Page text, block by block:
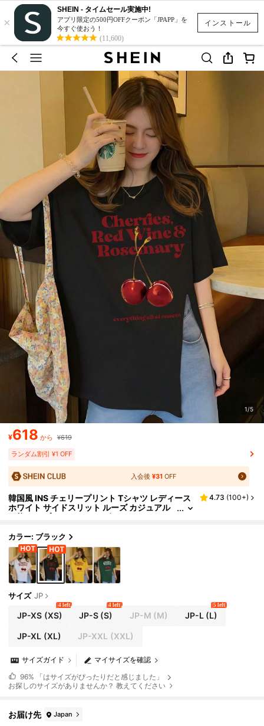
インストール
×
SHEIN - タイムセール実施中!
アプリ限定の500円OFFクーポン「JPAPP」を
今すぐ使おう！
(11,600)
1/5
¥618 から ¥619
ランダム割引 ¥1 OFF
入会後¥31 OFF
韓国風 INS チェリープリント Tシャツ レディース
ホワイト サイドスリット ルーズ カジュアル
万能 トップス アメリカンヴィンテージ チェ
4.73 (100+)
カラー: ブラック
サイズ JP
JP-XS (XS)
4 left
JP-S (S)
4 left
JP-M (M) JP-L(L)
5 left
JP-XL (XL) JP-XXL (XXL)
マイサイズを確認
サイズガイド
96% 「はサイズがぴったりだと感じました」
お探しのサイズがありませんか？ 教えてください
お届け先 Japan